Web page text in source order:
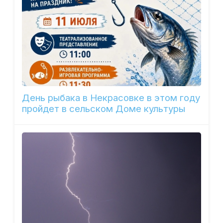
День рыбака в Некрасовке в этом году
пройдет в сельском Доме культуры